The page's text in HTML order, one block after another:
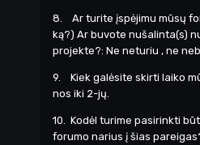
8. Ar turite įspėjimu mūsų
ką?) Ar buvote nušalinta(s)
projekte?: Ne neturiu , ne
9. Kiek galėsite skirti laiko
nos iki 2-jų.
10. Kodėl turime pasirinkti
forumo narius į šias